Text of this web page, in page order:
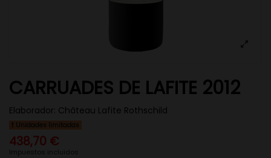
CARRUADES DE LAFITE 2012
Elaborador: Château Lafite Rothschild
Unidades limitadas
438,70 €
Impuestos incluidos